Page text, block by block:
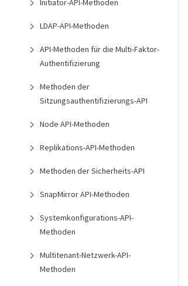
Initiator-API-Methoden
LDAP-API-Methoden
API-Methoden für die Multi-Faktor-
Authentifizierung
Methoden der
Sitzungsauthentifizierungs-API
Node API-Methoden
Replikations-API-Methoden
Methoden der Sicherheits-API
SnapMirror API-Methoden
Systemkonfigurations-API-
Methoden
Multitenant-Netzwerk-API-
Methoden